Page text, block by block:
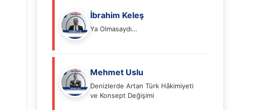
İbrahim Keleş
Ya Olmasaydı…
Mehmet Uslu
Denizlerde Artan Türk Hâkimiyeti
ve Konsept Değişimi